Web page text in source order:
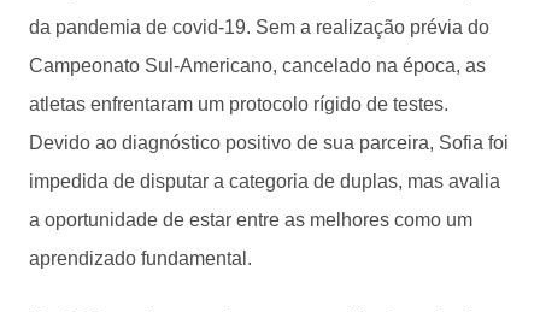
da pandemia de covid-19. Sem a realização prévia do
Campeonato Sul-Americano, cancelado na época, as
atletas enfrentaram um protocolo rígido de testes.
Devido ao diagnóstico positivo de sua parceira, Sofia foi
impedida de disputar a categoria de duplas, mas avalia
a oportunidade de estar entre as melhores como um
aprendizado fundamental.